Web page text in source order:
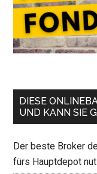
DIESE
UND KANN SIE
Der beste Broker
fürs Hauptdepot